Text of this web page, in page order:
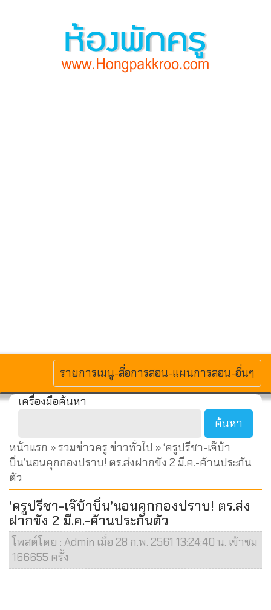
MENU
รายการเมนู-สื่อการสอน-แผนการสอน-อื่นๆ
เครื่องมือค้นหา
หน้าแรก »รวมข่าวครู ข่าวทั่วไป » ‘ครูปรีชา-เจ๊บ้า
บิ่น’นอนคุกกองปราบ! ตร.ส่งฝากขัง 2 มี.ค.-ค้านประกัน
ตัว
‘ครูปรีชา-เจ๊บ้าบิ่น’นอนคุกกองปราบ! ตร.ส่ง
ฝากขัง 2 มี.ค.-ค้านประกันตัว
โพสต์โดย : Admin เมื่อ 28 ก.พ. 2561 13:24:40 น. เข้าชม
166655 ครั้ง